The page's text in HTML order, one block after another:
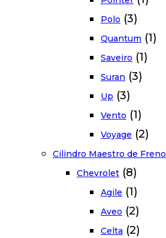
Polo (3)
Quantum (1)
Saveiro (1)
Suran (3)
Up (3)
Vento (1)
Voyage (2)
Cilindro Maestro de Freno
Chevrolet (8)
Agile (1)
Aveo (2)
Celta (2)